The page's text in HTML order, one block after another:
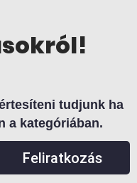
tudjunk ha
a kategóriában.
Feliratkozás